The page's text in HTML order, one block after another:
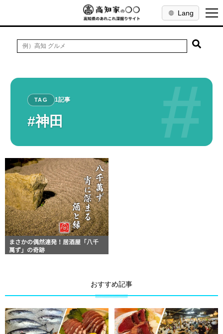
Lang
#
TAG 1記事
#神田
まさかの偶然連発！居酒屋「八千
萬ず」の奇跡
おすすめ記事